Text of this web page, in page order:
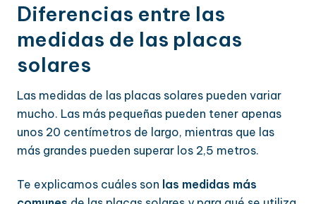
Diferencias entre las
medidas de las placas
solares
Las medidas de las placas solares pueden variar
mucho. Las más pequeñas pueden tener apenas
unos 20 centímetros de largo, mientras que las
más grandes pueden superar los 2,5 metros.
Te explicamos cuáles son las medidas más